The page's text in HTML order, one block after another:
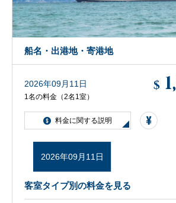
船名・出港地・寄港地
2026年09月11日
1名の料金（2名1室）
$
料金に関する説明
2026年09月11日
客室タイプ別の料金を見る